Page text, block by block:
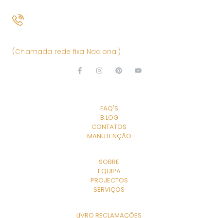
(Chamada rede fixa Nacional)
FAQ'S
B.LOG
CONTATOS
MANUTENÇÃO
SOBRE
EQUIPA
PROJECTOS
SERVIÇOS
LIVRO RECLAMAÇÕES